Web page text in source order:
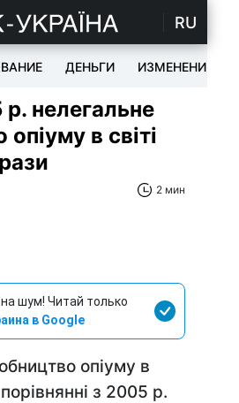
RU
ДЕНЬГИ ИЗМЕНЕНИЯ
нелегальне
в світі
2 мин
шум! Читай только
в Google
опіуму в
з 2005 р.